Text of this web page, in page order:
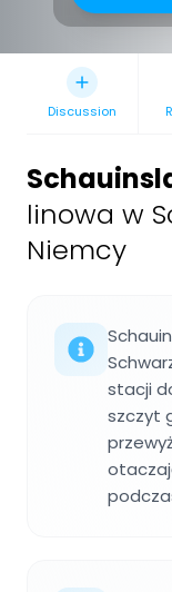
Discussion
linowa w
Niemcy
stacji
szczyt